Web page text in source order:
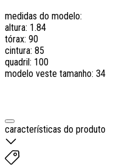
medidas do modelo:
altura: 1.84
tórax: 90
cintura: 85
quadril: 100
modelo veste tamanho: 34
características do produto